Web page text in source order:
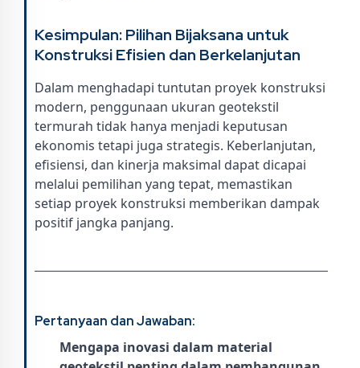
Kesimpulan: Pilihan Bijaksana untuk
Konstruksi Efisien dan Berkelanjutan
Dalam menghadapi tuntutan proyek konstruksi
modern, penggunaan ukuran geotekstil
termurah tidak hanya menjadi keputusan
ekonomis tetapi juga strategis. Keberlanjutan,
efisiensi, dan kinerja maksimal dapat dicapai
melalui pemilihan yang tepat, memastikan
setiap proyek konstruksi memberikan dampak
positif jangka panjang.
Pertanyaan dan Jawaban:
Mengapa inovasi dalam material